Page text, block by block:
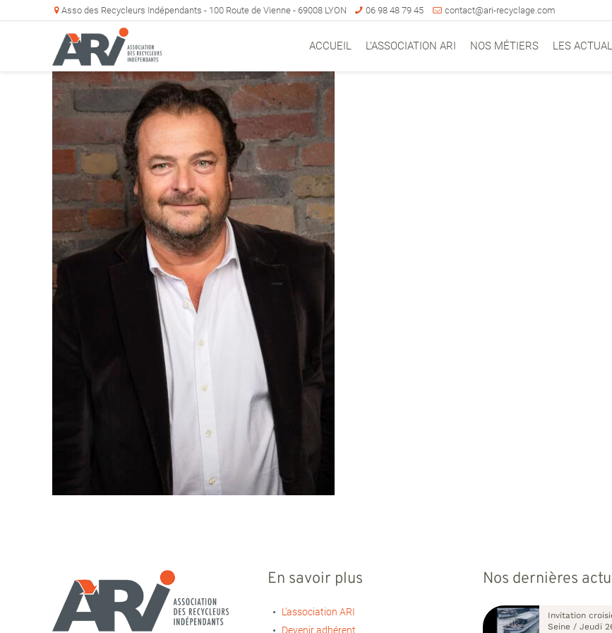
Asso des Recycleurs Indépendants - 100 Route de Vienne - 69008 LYON 06 98 48 79 45 contact@ari-recyclage.com
ACCUEIL L’ASSOCIATION ARI NOS MÉTIERS LES
En savoir plus
L’association ARI
Devenir adhérent
Nos dernières
Invitation
Seine / Jeudi